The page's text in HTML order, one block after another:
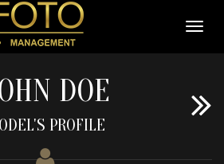
DOE
PROFILE